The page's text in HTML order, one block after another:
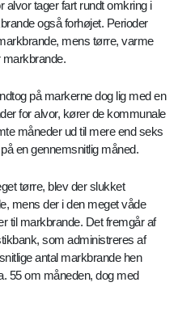
tager fart rundt omkring i
også forhøjet. Perioder
mens tørre, varme
på markerne dog lig med en
for alvor, kører de kommunale
måneder ud til mere end seks
en gennemsnitlig måned.
tørre, blev der slukket
mens der i den meget våde
til markbrande. Det fremgår af
som administreres af
antal markbrande hen
55 om måneden, dog med